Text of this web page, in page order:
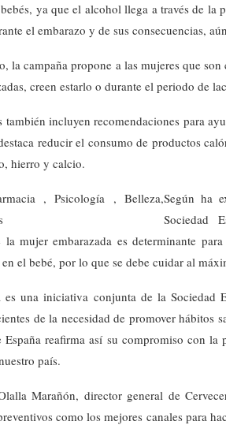
ya que el alcohol llega a través de
el embarazo y de sus consecuencias,
la campaña propone a las mujeres que
creen estarlo o durante el periodo de
también incluyen recomendaciones para
reducir el consumo de productos
hierro y calcio.
Según ha
Sociedad
mujer embarazada es determinante
en el bebé, por lo que se debe cuidar al
es una iniciativa conjunta de la Sociedad
de la necesidad de promover
España reafirma así su compromiso con
país.
Marañón, director general de
como los mejores canales para